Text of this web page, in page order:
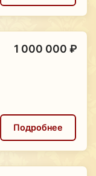
1 000 000 ₽
Подробнее